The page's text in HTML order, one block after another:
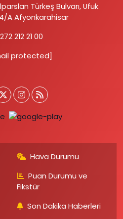
Türkeş Bulvarı, Ufuk
A Afyonkarahisar
212 21 00
protected]
Hava Durumu
Puan Durumu ve
Fikstür
Son Dakika Haberleri